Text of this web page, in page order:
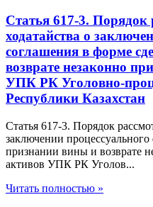
Статья 617-3. Порядок
ходатайства о
соглашения в форме
возврате незаконно
УПК РК Уголовно-
Республики Казахстан
Статья 617-3. Порядок
заключении
признании вины и возврате
активов УПК РК Уголов...
Читать полностью »